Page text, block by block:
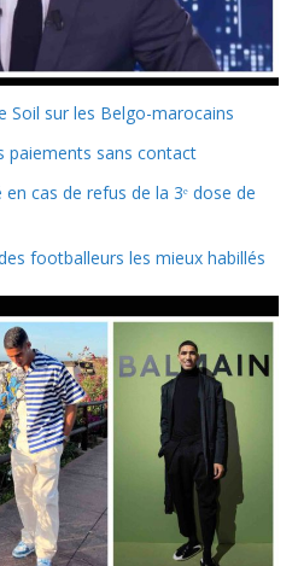
Soil sur les Belgo-marocains
paiements sans contact
cas de refus de la 3ᵉ dose de
footballeurs les mieux habillés